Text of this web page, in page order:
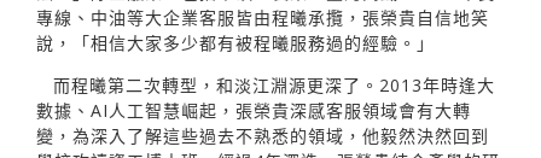
專線、中油等大企業客服皆由程曦承攬，張榮貴自信地笑
說，「相信大家多少都有被程曦服務過的經驗。」
而程曦第二次轉型，和淡江淵源更深了。2013年時逢大
數據、AI人工智慧崛起，張榮貴深感客服領域會有大轉
變，為深入了解這些過去不熟悉的領域，他毅然決然回到